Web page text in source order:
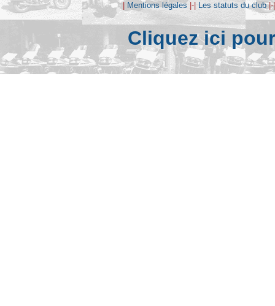
| Mentions légales |-| Les statuts du club
Cliquez ici